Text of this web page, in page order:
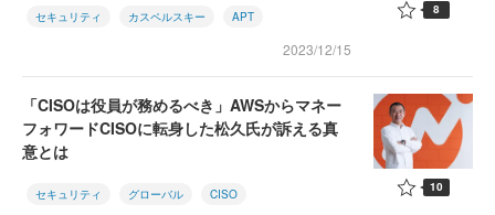
セキュリティ カスペルスキー APT
2023/12/15
8
「CISOは役員が務めるべき」AWSからマネー
フォワードCISOに転身した松久氏が訴える真
意とは
セキュリティ グローバル CISO 10